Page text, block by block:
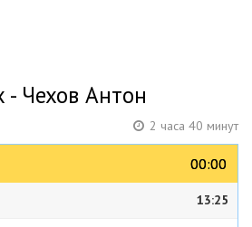
Чехов Антон
2 часа 40 минут
00:00
00:00
13:25